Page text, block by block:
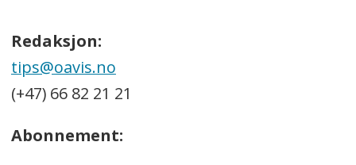
Redaksjon:
tips@oavis.no
(+47) 66 82 21 21
Abonnement: